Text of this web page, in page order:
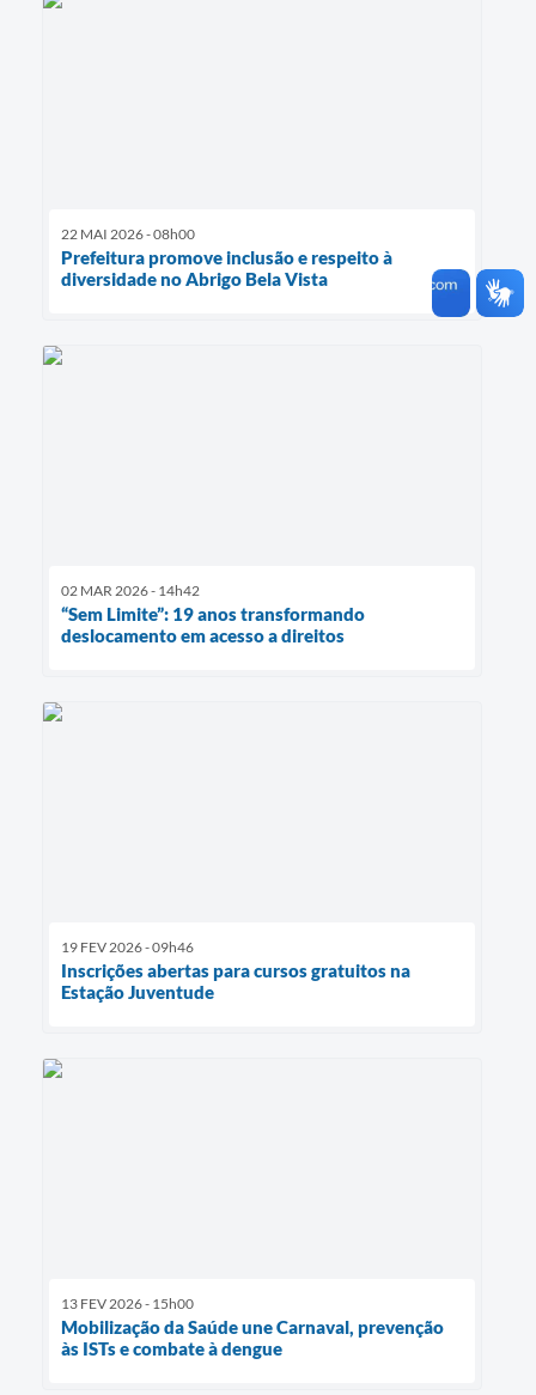
22 MAI 2026 - 08h00
Prefeitura promove inclusão e respeito à
diversidade no Abrigo Bela Vista
02 MAR 2026 - 14h42
“Sem Limite”: 19 anos transformando
deslocamento em acesso a direitos
19 FEV 2026 - 09h46
Inscrições abertas para cursos gratuitos na
Estação Juventude
13 FEV 2026 - 15h00
Mobilização da Saúde une Carnaval, prevenção
às ISTs e combate à dengue